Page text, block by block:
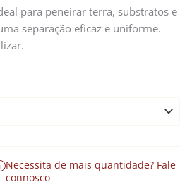
€
para peneirar terra, substratos e
separação eficaz e uniforme.
i Necessita de mais quantidade? Fale
connosco